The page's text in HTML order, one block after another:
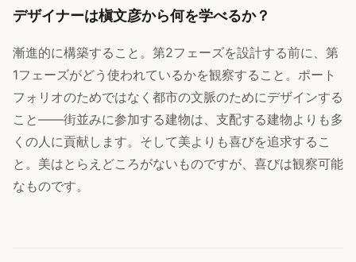
デザイナーは槇文彦から何を学べるか？
漸進的に構築すること。第2フェーズを設計する前に、第
1フェーズがどう使われているかを観察すること。ポート
フォリオのためではなく都市の文脈のためにデザインする
こと——街並みに参加する建物は、支配する建物よりも多
くの人に貢献します。そして美よりも喜びを追求するこ
と。美はとらえどころがないものですが、喜びは観察可能
なものです。